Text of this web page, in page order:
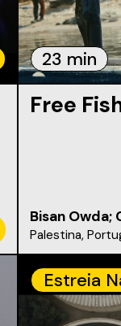
23 min
Free
Bisan Owda;
Palestina,
Estreia